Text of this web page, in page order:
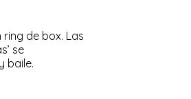
de box. Las
se
baile.